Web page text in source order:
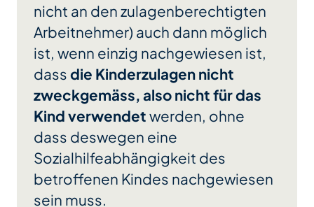
nicht an den zulagenberechtigten
Arbeitnehmer) auch dann möglich
ist, wenn einzig nachgewiesen ist,
dassdie Kinderzulagen nicht
zweckgemäss, also nicht für das
Kind verwendetwerden, ohne
dass deswegen eine
Sozialhilfeabhängigkeit des
betroffenen Kindes nachgewiesen
sein muss.